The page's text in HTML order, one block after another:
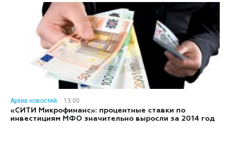
Архив новостей
13:00
«СИТИ Микрофинанс»: процентные ставки по
инвестициям МФО значительно выросли за 2014 год